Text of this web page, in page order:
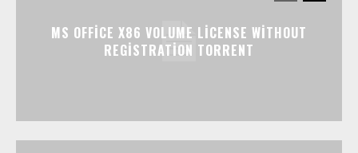
MS OFFICE X86 VOLUME LICENSE WITHOUT
REGISTRATION TORRENT